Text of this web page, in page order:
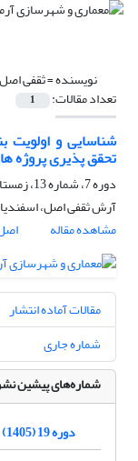
نویسنده =ثقفی
تعداد مقالات: 1
شناسایی و اولویت
تحقق پذیری پروژه
دوره 7، شماره 13، زمستان 1393، صفحه
آرش ثقفی اصل،
مشاهده مقاله
مقالات آماده انتشار
شماره جاری
شماره‌های پیشین
دوره 19 (1405)